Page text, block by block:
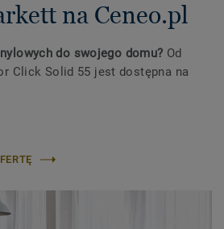
na Ceneo.pl
do swojego domu? Od
Click Solid 55 jest dostępna na